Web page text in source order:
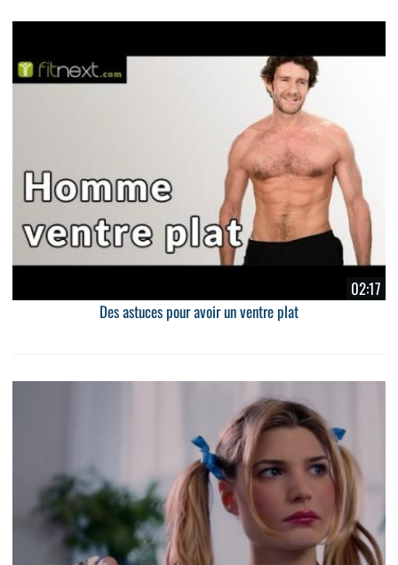
02:17
Des astuces pour avoir un ventre plat